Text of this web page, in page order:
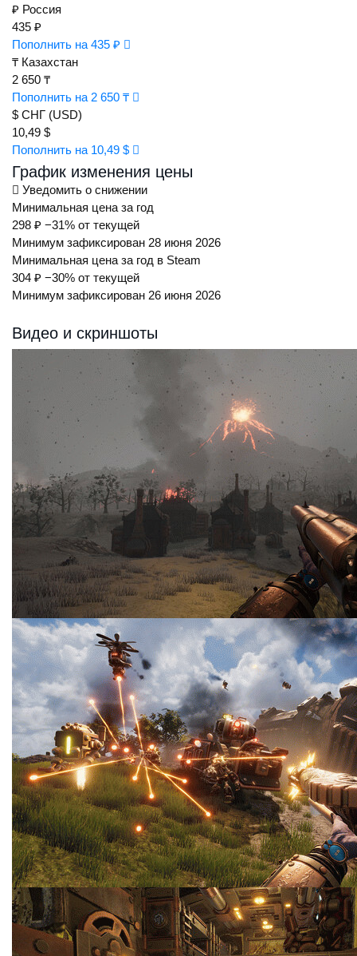
₽ Россия
435 ₽
Пополнить на 435 ₽
₸ Казахстан
2 650 ₸
Пополнить на 2 650 ₸
$ СНГ (USD)
10,49 $
Пополнить на 10,49 $
График изменения цены
Уведомить о снижении
Минимальная цена за год
298 ₽ −31% от текущей
Минимум зафиксирован 28 июня 2026
Минимальная цена за год в Steam
304 ₽ −30% от текущей
Минимум зафиксирован 26 июня 2026
Видео и скриншоты